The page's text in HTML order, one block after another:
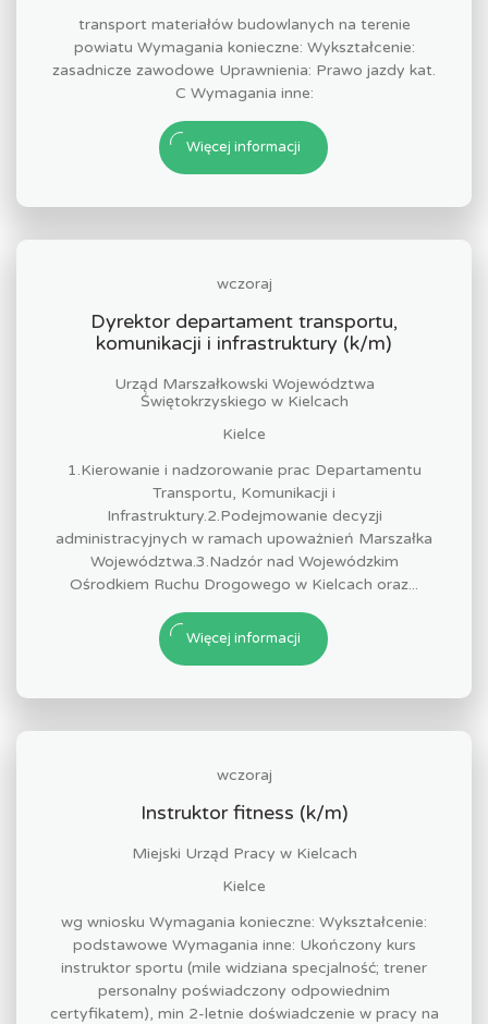
transport materiałów budowlanych na terenie
powiatu Wymagania konieczne: Wykształcenie:
zasadnicze zawodowe Uprawnienia: Prawo jazdy kat.
C Wymagania inne:
Więcej informacji
wczoraj
Dyrektor departament transportu,
komunikacji i infrastruktury (k/m)
Urząd Marszałkowski Województwa
Świętokrzyskiego w Kielcach
Kielce
1.Kierowanie i nadzorowanie prac Departamentu
Transportu, Komunikacji i
Infrastruktury.2.Podejmowanie decyzji
administracyjnych w ramach upoważnień Marszałka
Województwa.3.Nadzór nad Wojewódzkim
Ośrodkiem Ruchu Drogowego w Kielcach oraz...
Więcej informacji
wczoraj
Instruktor fitness (k/m)
Miejski Urząd Pracy w Kielcach
Kielce
wg wniosku Wymagania konieczne: Wykształcenie:
podstawowe Wymagania inne: Ukończony kurs
instruktor sportu (mile widziana specjalność; trener
personalny poświadczony odpowiednim
certyfikatem), min 2-letnie doświadczenie w pracy na